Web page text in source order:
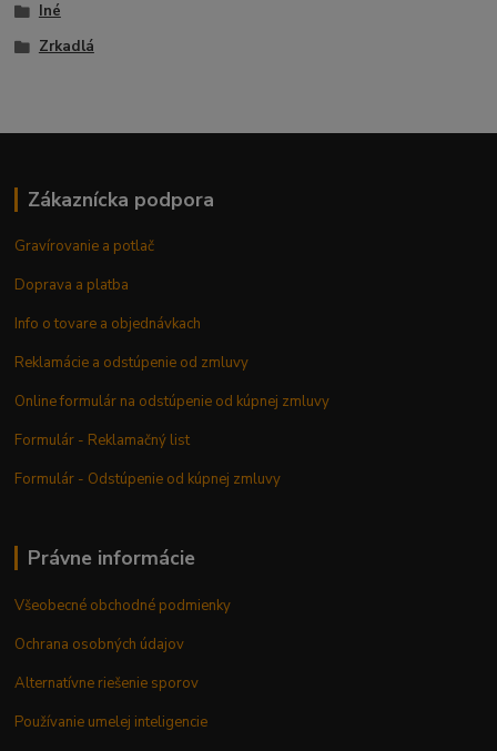
Iné
Zrkadlá
Zákaznícka podpora
Gravírovanie a potlač
Doprava a platba
Info o tovare a objednávkach
Reklamácie a odstúpenie od zmluvy
Online formulár na odstúpenie od kúpnej zmluvy
Formulár - Reklamačný list
Formulár - Odstúpenie od kúpnej zmluvy
Právne informácie
Všeobecné obchodné podmienky
Ochrana osobných údajov
Alternatívne riešenie sporov
Používanie umelej inteligencie